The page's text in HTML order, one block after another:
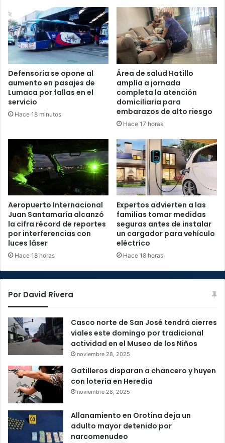
Defensoría se opone al
aumento en pasajes de
Lumaca por fallas en el
servicio
Hace 18 minutos
Área de salud Hatillo
amplía a jornada
completa la atención
domiciliaria para
embarazos de alto riesgo
Hace 17 horas
Aeropuerto Internacional
Juan Santamaría alcanzó
la cifra récord de reportes
por interferencias con
luces láser
Hace 18 horas
Expertos advierten a las
familias tomar medidas
seguras antes de instalar
un cargador para vehículo
eléctrico
Hace 18 horas
Por David Rivera
Casco norte de San José tendrá cierres
viales este domingo por tradicional
actividad en el Museo de los Niños
noviembre 28, 2025
Gatilleros disparan a chancero y huyen
con lotería en Heredia
noviembre 28, 2025
Allanamiento en Orotina deja un
adulto mayor detenido por
narcomenudeo